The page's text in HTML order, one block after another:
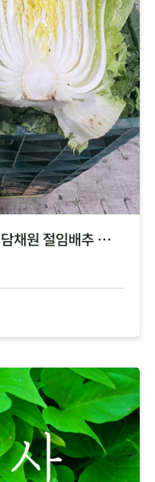
[두레생협 농산팀 특파원 보고: 담채원 절임배추 가공 현장]